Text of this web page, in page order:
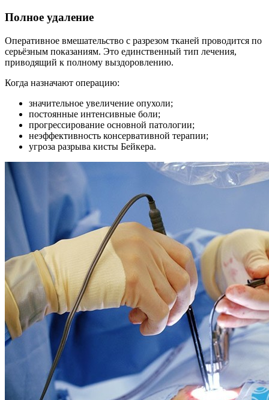
Полное удаление
Оперативное вмешательство с разрезом тканей проводится по
серьёзным показаниям. Это единственный тип лечения,
приводящий к полному выздоровлению.
Когда назначают операцию:
значительное увеличение опухоли;
постоянные интенсивные боли;
прогрессирование основной патологии;
неэффективность консервативной терапии;
угроза разрыва кисты Бейкера.